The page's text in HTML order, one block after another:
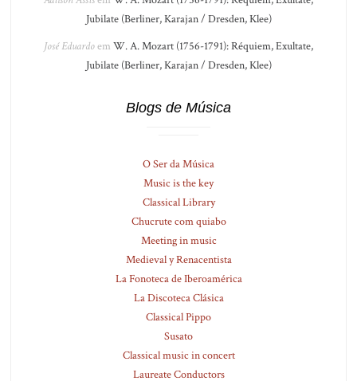
Jubilate (Berliner, Karajan / Dresden, Klee)
José Eduardoem W. A. Mozart (1756-1791): Réquiem, Exultate,
Jubilate (Berliner, Karajan / Dresden, Klee)
Blogs de Música
O Ser da Música
Music is the key
Classical Library
Chucrute com quiabo
Meeting in music
Medieval y Renacentista
La Fonoteca de Iberoamérica
La Discoteca Clásica
Classical Pippo
Susato
Classical music in concert
Laureate Conductors